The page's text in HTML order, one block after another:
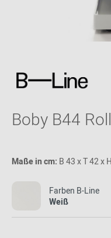
Boby B44
Maße in cm: B 43 x T 42 x
Farben B-Line
Weiß